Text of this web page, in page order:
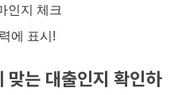
인지 체크
에 표시!
맞는 대출인지 확인하